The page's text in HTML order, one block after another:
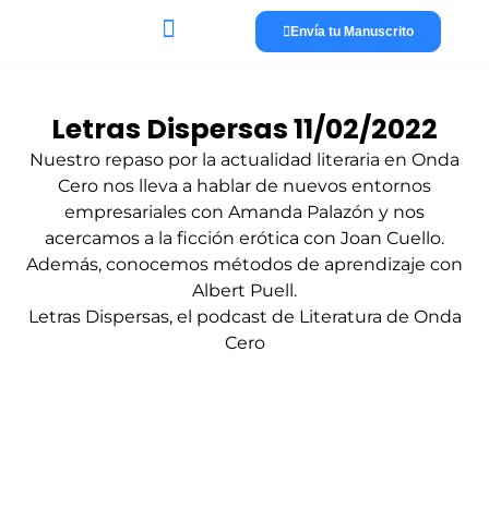
Envía tu Manuscrito
Letras Dispersas 11/02/2022
Nuestro repaso por la actualidad literaria en Onda
Cero nos lleva a hablar de nuevos entornos
empresariales con Amanda Palazón y nos
acercamos a la ficción erótica con Joan Cuello.
Además, conocemos métodos de aprendizaje con
Albert Puell.
Letras Dispersas, el podcast de Literatura de Onda
Cero